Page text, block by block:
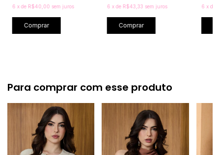
6 xde R$40,00 sem juros
Comprar
6 xde R$43,33 sem juros
Comprar
6 x de
Para comprar com esse produto